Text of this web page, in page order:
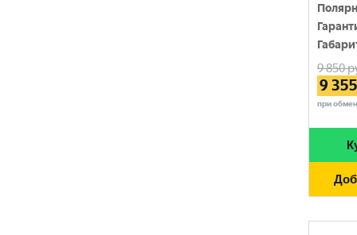
9 850
9 355
при